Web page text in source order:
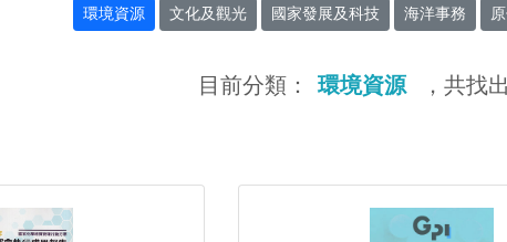
環境資源 文化及觀光 國家發展及科技 海洋事務
目前分類： 環境資源 ，共找出